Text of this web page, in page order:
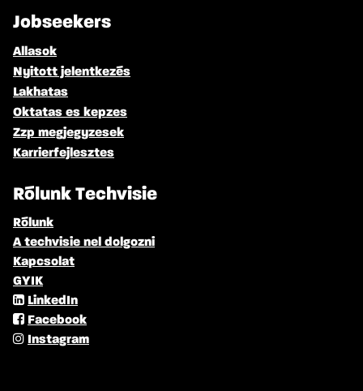
Jobseekers
Allasok
Nyitott jelentkezés
Lakhatas
Oktatas es kepzes
Zzp megjegyzesek
Karrierfejlesztes
Rólunk Techvisie
Rólunk
A techvisie nel dolgozni
Kapcsolat
GYIK
LinkedIn
Facebook
Instagram